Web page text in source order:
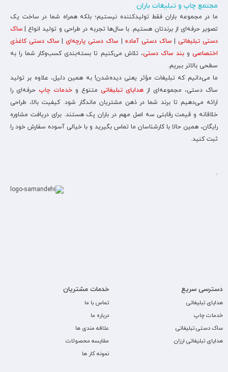
مجتمع چاپ و تبلیغات باران
ما در مجموعه باران فقط تولیدکننده نیستیم؛ بلکه همراه شما در ساخت یک
تصویر حرفه‌ای از برندتان هستیم. با سال‌ها تجربه در طراحی و تولید انواع | ساک
دستی تبلیغاتی |ساک دستی آماده | ساک دستی پارچه‌ای| ساک دستی کاغذی
اختصاصی وبند ساک دستی، تلاش می‌کنیم تا بسته‌بندی کسب‌وکار شما را به
سطحی بالاتر ببریم.
ما می‌دانیم که تبلیغات مؤثر یعنی دیده‌شدن! به همین دلیل، علاوه بر تولید
ساک دستی، مجموعه‌ای از هدایای تبلیغاتی متنوع و خدمات چاپ حرفه‌ای را
ارائه می‌دهیم تا برند شما در ذهن مشتریان ماندگار شود. کیفیت بالا، طراحی
خلاقانه و قیمت رقابتی سه اصل مهم در باران پک هستند. برای دریافت مشاوره
رایگان، همین حالا با کارشناسان ما تماس بگیرید و با خیالی آسوده سفارش خود را
ثبت کنید.
دسترسی سریع
هدایای تبلیغاتی
خدمات چاپ
ساک دستی تبلیغاتی
هدایای تبلیغاتی ارزان
خدمات مشتریان
تماس با ما
درباره ما
علاقه مندی ها
مقایسه محصولات
نمونه کار ها